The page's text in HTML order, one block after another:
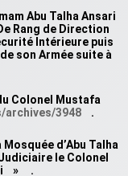
Abu Talha Ansari
Rang de Direction
Intérieure puis
son Armée suite à
Colonel Mustafa
archives/3948 .
d’Abu Talha
le Colonel
» .